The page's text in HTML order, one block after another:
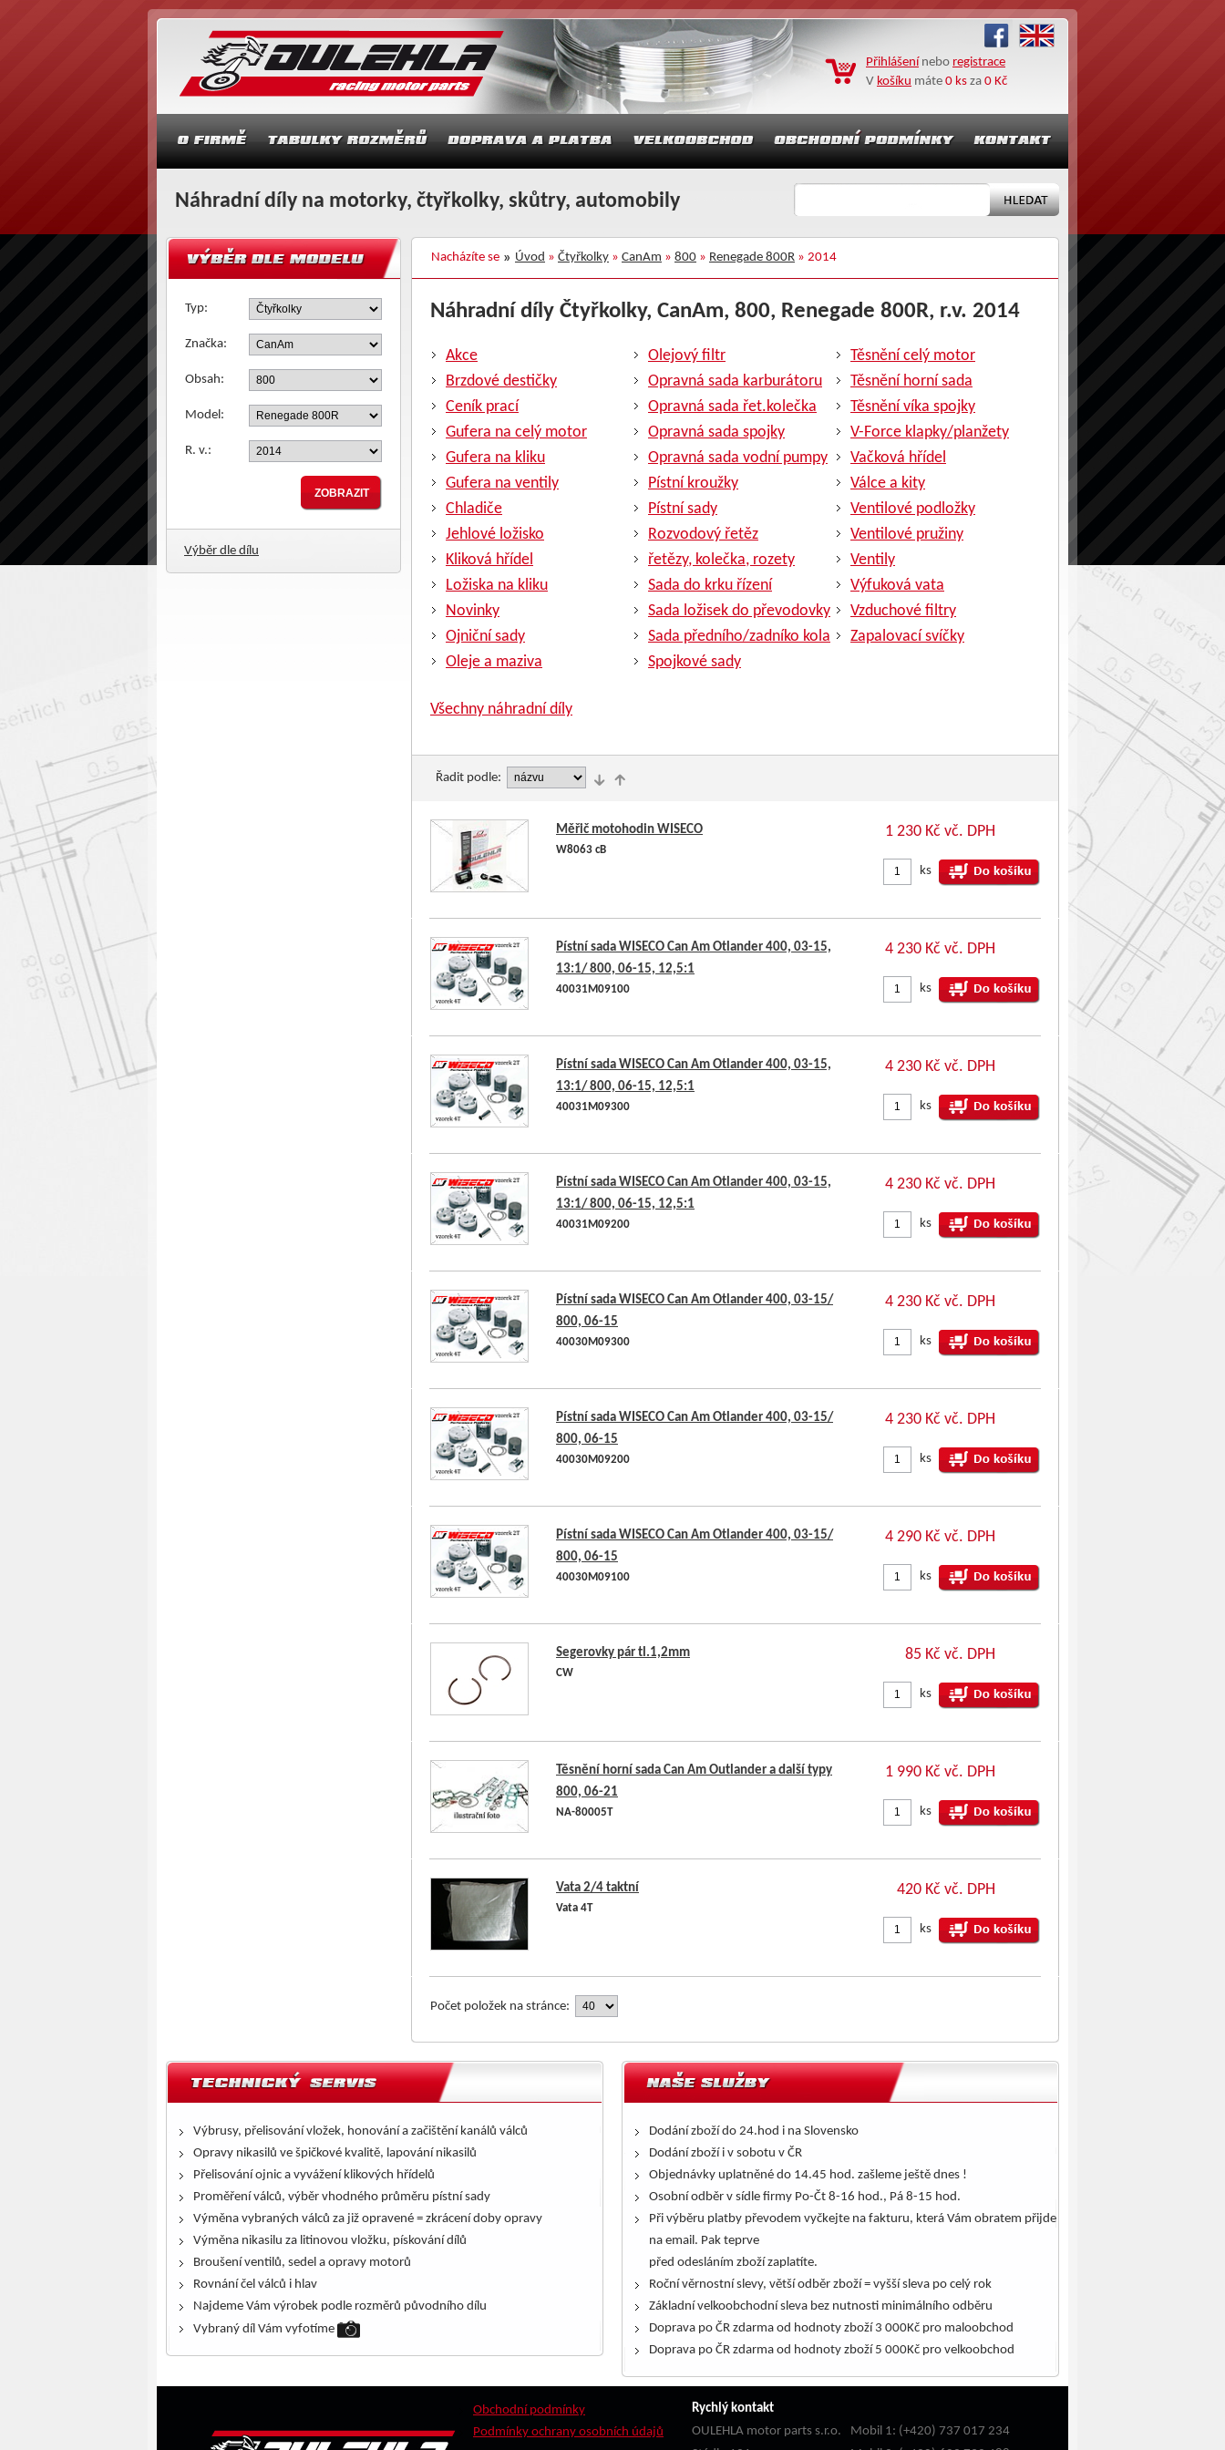
Přihlášení nebo registrace
V košíku máte 0 ks za 0 Kč
Náhradní díly na motorky, čtyřkolky, skůtry, automobily
Nacházíte se Úvod » Čtyřkolky » CanAm » 800 » Renegade 800R » 2014
Typ:
Značka:
Obsah:
Model:
R. v.:
Výběr dle dílu
Náhradní díly Čtyřkolky, CanAm, 800, Renegade 800R, r.v. 2014
Akce Olejový filtr
Těsnění celý motor
Brzdové destičky
Opravná sada karburátoru
Těsnění horní sada
Ceník prací
Opravná sada řet.kolečka
Těsnění víka spojky
Gufera na celý motor
Opravná sada spojky
V-Force klapky/planžety
Gufera na kliku
Opravná sada vodní pumpy
Vačková hřídel
Gufera na ventily
Pístní kroužky
Válce a kity
Chladiče
Pístní sady
Ventilové podložky
Jehlové ložisko
Rozvodový řetěz
Ventilové pružiny
Kliková hřídel
řetězy, kolečka, rozety
Ventily
Ložiska na kliku
Sada do krku řízení
Výfuková vata
Novinky
Sada ložisek do převodovky
Vzduchové filtry
Ojniční sady
Sada předního/zadníko kola
Zapalovací svíčky
Oleje a maziva
Spojkové sady
Všechny náhradní díly
Řadit podle:
Měřič motohodin WISECO
W8063 cB
1 230 Kč vč. DPH
ks
Pístní sada WISECO Can Am Otlander 400, 03-15,
13:1/ 800, 06-15, 12,5:1
40031M09100
4 230 Kč vč. DPH
ks
Pístní sada WISECO Can Am Otlander 400, 03-15,
13:1/ 800, 06-15, 12,5:1
40031M09300
4 230 Kč vč. DPH
ks
Pístní sada WISECO Can Am Otlander 400, 03-15,
13:1/ 800, 06-15, 12,5:1
40031M09200
4 230 Kč vč. DPH
ks
Pístní sada WISECO Can Am Otlander 400, 03-15/
800, 06-15
40030M09300
4 230 Kč vč. DPH
ks
Pístní sada WISECO Can Am Otlander 400, 03-15/
800, 06-15
40030M09200
4 230 Kč vč. DPH
ks
Pístní sada WISECO Can Am Otlander 400, 03-15/
800, 06-15
40030M09100
4 290 Kč vč. DPH
ks
Segerovky pár tl.1,2mm
CW
85 Kč vč. DPH
ks
Těsnění horní sada Can Am Outlander a další typy
800, 06-21
NA-80005T
1 990 Kč vč. DPH
ks
Vata 2/4 taktní
Vata 4T
420 Kč vč. DPH
ks
Počet položek na stránce:
Výbrusy, přelisování vložek, honování a začištění kanálů válců
Opravy nikasilů ve špičkové kvalitě, lapování nikasilů
Přelisování ojnic a vyvážení klikových hřídelů
Proměření válců, výběr vhodného průměru pístní sady
Výměna vybraných válců za již opravené = zkrácení doby opravy
Výměna nikasilu za litinovou vložku, pískování dílů
Broušení ventilů, sedel a opravy motorů
Rovnání čel válců i hlav
Najdeme Vám výrobek podle rozměrů původního dílu
Vybraný díl Vám vyfotíme
Dodání zboží do 24.hod i na Slovensko
Dodání zboží i v sobotu v ČR
Objednávky uplatněné do 14.45 hod. zašleme ještě dnes !
Osobní odběr v sídle firmy Po-Čt 8-16 hod., Pá 8-15 hod.
Při výběru platby převodem vyčkejte na fakturu, která Vám obratem přijde
na email. Pak teprve
před odesláním zboží zaplatíte.
Roční věrnostní slevy, větší odběr zboží = vyšší sleva po celý rok
Základní velkoobchodní sleva bez nutnosti minimálního odběru
Doprava po ČR zdarma od hodnoty zboží 3 000Kč pro maloobchod
Doprava po ČR zdarma od hodnoty zboží 5 000Kč pro velkoobchod
Rychlý kontakt
OULEHLA motor parts s.r.o.
Mobil 1: (+420) 737 017 234
Obchodní podmínky
Podmínky ochrany osobních údajů